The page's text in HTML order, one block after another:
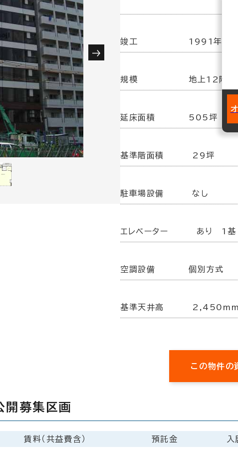
竣工 1991年 4月
規模 地上12階
延床面積 505坪
基準階面積 29坪
駐車場設備 なし
エレベーター あり 1基
空調設備 個別方式
基準天井高
この物件の
開募集区画
賃料（共益費含） 預託金